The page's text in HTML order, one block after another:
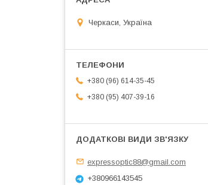
Черкаси, Україна
+380 (96) 614-35-45
+380 (95) 407-39-16
expressoptic88@gmail.com
+380966143545